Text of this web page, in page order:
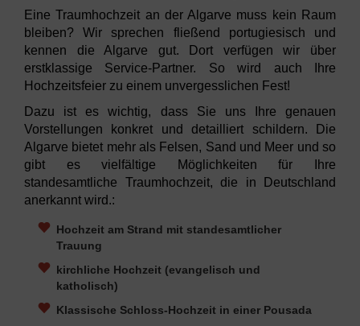
Eine Traumhochzeit an der Algarve muss kein Raum
bleiben? Wir sprechen fließend portugiesisch und
kennen die Algarve gut. Dort verfügen wir über
erstklassige Service-Partner. So wird auch Ihre
Hochzeitsfeier zu einem unvergesslichen Fest!
Dazu ist es wichtig, dass Sie uns Ihre genauen
Vorstellungen konkret und detailliert schildern. Die
Algarve bietet mehr als Felsen, Sand und Meer und so
gibt es vielfältige Möglichkeiten für Ihre
standesamtliche Traumhochzeit, die in Deutschland
anerkannt wird.:
Hochzeit am Strand mit standesamtlicher
Trauung
kirchliche Hochzeit (evangelisch und
katholisch)
Klassische Schloss-Hochzeit in einer Pousada